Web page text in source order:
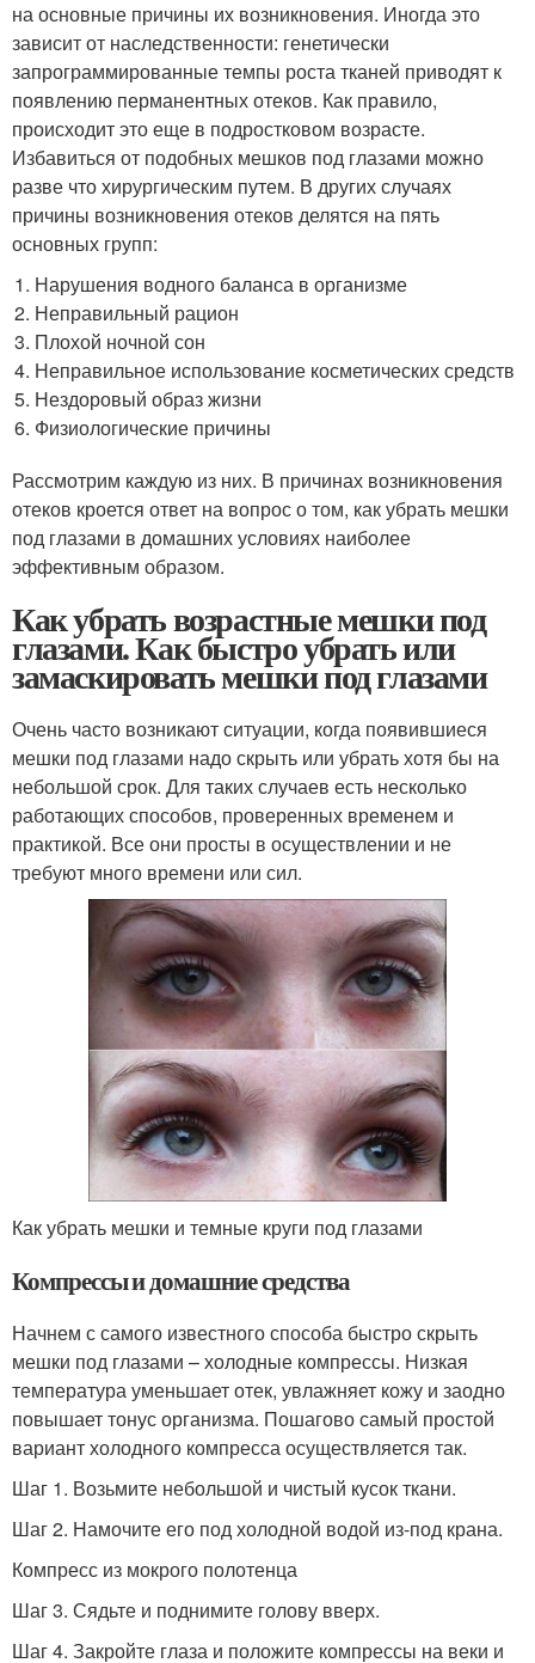
на основные причины их возникновения. Иногда это
зависит от наследственности: генетически
запрограммированные темпы роста тканей приводят к
появлению перманентных отеков. Как правило,
происходит это еще в подростковом возрасте.
Избавиться от подобных мешков под глазами можно
разве что хирургическим путем. В других случаях
причины возникновения отеков делятся на пять
основных групп:
Нарушения водного баланса в организме
Неправильный рацион
Плохой ночной сон
Неправильное использование косметических средств
Нездоровый образ жизни
Физиологические причины
Рассмотрим каждую из них. В причинах возникновения
отеков кроется ответ на вопрос о том, как убрать мешки
под глазами в домашних условиях наиболее
эффективным образом.
Как убрать возрастные мешки под
глазами. Как быстро убрать или
замаскировать мешки под глазами
Очень часто возникают ситуации, когда появившиеся
мешки под глазами надо скрыть или убрать хотя бы на
небольшой срок. Для таких случаев есть несколько
работающих способов, проверенных временем и
практикой. Все они просты в осуществлении и не
требуют много времени или сил.
Как убрать мешки и темные круги под глазами
Компрессы и домашние средства
Начнем с самого известного способа быстро скрыть
мешки под глазами – холодные компрессы. Низкая
температура уменьшает отек, увлажняет кожу и заодно
повышает тонус организма. Пошагово самый простой
вариант холодного компресса осуществляется так.
Шаг 1. Возьмите небольшой и чистый кусок ткани.
Шаг 2. Намочите его под холодной водой из-под крана.
Компресс из мокрого полотенца
Шаг 3. Сядьте и поднимите голову вверх.
Шаг 4. Закройте глаза и положите компрессы на веки и